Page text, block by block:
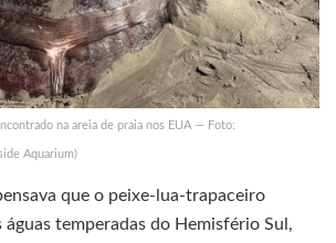
na areia de praia nos EUA — Foto:
Aquarium)
que o peixe-lua-trapaceiro
águas temperadas do Hemisfério Sul,